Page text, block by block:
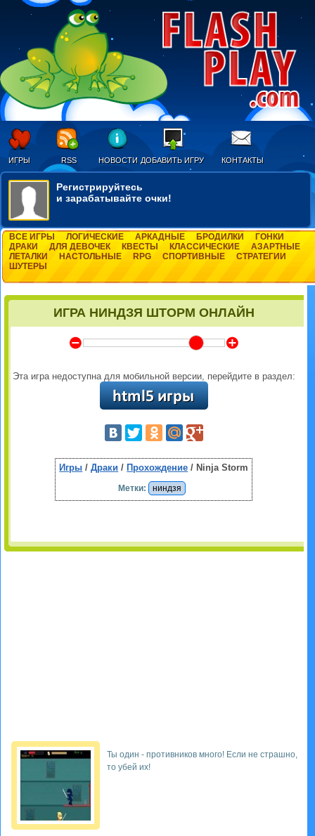
ИГРЫ RSS НОВОСТИ ДОБАВИТЬ ИГРУ КОНТАКТЫ
Регистрируйтесь
и зарабатывайте очки!
ВСЕ ИГРЫ ЛОГИЧЕСКИЕ АРКАДНЫЕ БРОДИЛКИ
ГОНКИ
ДРАКИ
ДЛЯ ДЕВОЧЕК КВЕСТЫ КЛАССИЧЕСКИЕ
АЗАРТНЫЕ
ЛЕТАЛКИ
НАСТОЛЬНЫЕ RPG СПОРТИВНЫЕ
СТРАТЕГИИ
ШУТЕРЫ
ИГРА НИНДЗЯ ШТОРМ ОНЛАЙН
Y Z
Эта игра недоступна для мобильной версии, перейдите в раздел:
Игры /Драки / Прохождение / Ninja Storm
Метки: ниндзя
Ты один - противников много! Если не страшно,
то убей их!